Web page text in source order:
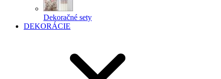
Dekoračné sety
DEKORÁCIE